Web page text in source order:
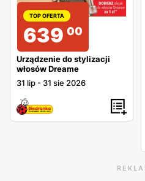
TOP OFERTA
639 00
Urządzenie do stylizacji
włosów Dreame
31 lip - 31 sie 2026